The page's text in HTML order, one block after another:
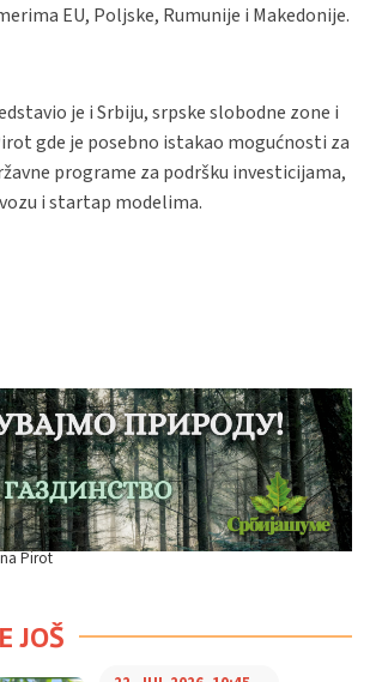
EU, Poljske, Rumunije i Makedonije.
je i Srbiju, srpske slobodne zone i
gde je posebno istakao mogućnosti za
programe za podršku investicijama,
i startap modelima.
Pirot
JOŠ